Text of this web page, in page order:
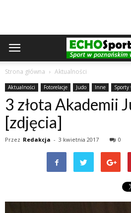
Strona główna Aktualności
Aktualności Fotorelacje Judo Inne Sporty
3 złota Akademii
[zdjęcia]
Przez Redakcja - 3 kwietnia 2017 0